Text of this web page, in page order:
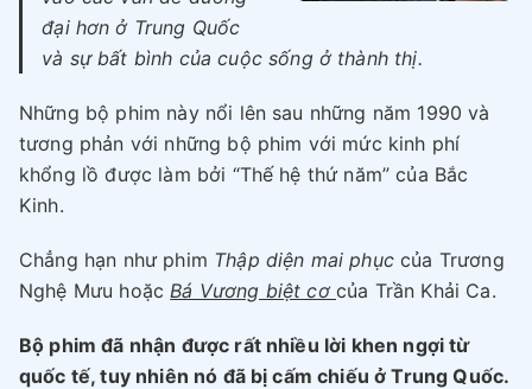
đại hơn ở Trung Quốc
và sự bất bình của cuộc sống ở thành thị.
Những bộ phim này nổi lên sau những năm 1990 và
tương phản với những bộ phim với mức kinh phí
khổng lồ được làm bởi “Thế hệ thứ năm” của Bắc
Kinh.
Chẳng hạn như phim Thập diện mai phụccủa Trương
Nghệ Mưu hoặc Bá Vương biệt cơ của Trần Khải Ca.
Bộ phim đã nhận được rất nhiều lời khen ngợi từ
quốc tế, tuy nhiên nó đã bị cấm chiếu ở Trung Quốc.